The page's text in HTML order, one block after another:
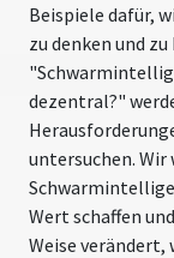
Beispiele dafür,
zu denken und
dezentral?"
untersuchen. Wir
Wert schaffen
Weise verändert,